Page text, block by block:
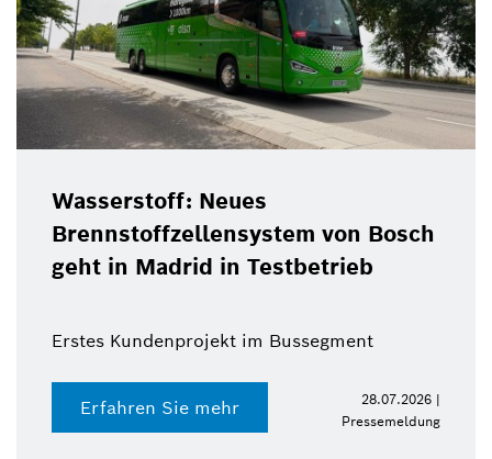
Wasserstoff: Neues
Brennstoffzellensystem von Bosch
geht in Madrid in Testbetrieb
Erstes Kundenprojekt im Bussegment
Erfahren Sie mehr
28.07.2026 |
Pressemeldung